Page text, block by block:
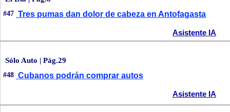
#47 Tres pumas dan dolor de cabeza en Antofagasta
Asistente IA
Sólo Auto | Pág.29
#48 Cubanos podrán comprar autos
Asistente IA